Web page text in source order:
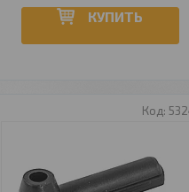
КУПИТЬ